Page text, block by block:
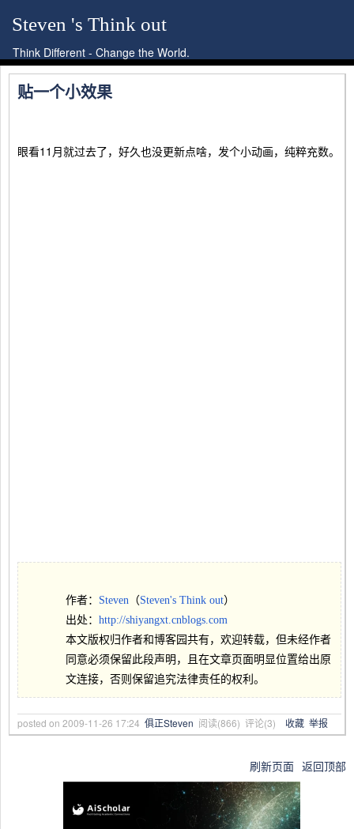
Steven 's Think out
Think Different - Change the World.
贴一个小效果
眼看11月就过去了，好久也没更新点啥，发个小动画，纯粹充数。
作者： Steven （Steven's Think out）
出处： http://shiyangxt.cnblogs.com
本文版权归作者和博客园共有，欢迎转载，但未经作者
同意必须保留此段声明，且在文章页面明显位置给出原
文连接，否则保留追究法律责任的权利。
posted on 2009-11-26 17:24 俱正Steven 阅读(866) 评论(3) 收藏 举报
刷新页面 返回顶部